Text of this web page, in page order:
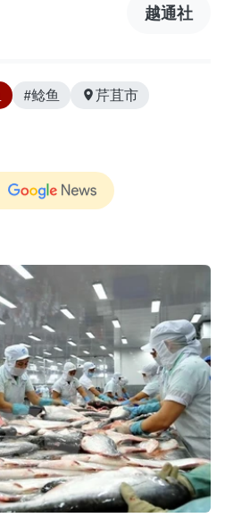
越通社
#鲶鱼 芹苴市